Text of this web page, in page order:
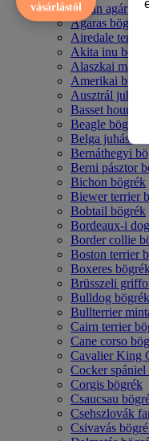
Afgán agár
Agaras bögrék
Airedale terrier
Akita inu bögrék
Alaszkai
Amerikai
Ausztrál
Basset hound
Beagle bögrék
Belga juhász -
Bernáthegyi
Berni pásztor
Bichon bögrék
Biewer terrier
Bobtail bögrék
Bordeaux-i
Border collie
Boston terrier
Boxeres
Brüsszeli
Bulldog bögrék
Bullterrier
Cairn terrier
Cane corso
Cavalier King
Cocker spániel
Corgis bögrék
Csaucsau
Csehszlovák
Csivavás
vásárlástól